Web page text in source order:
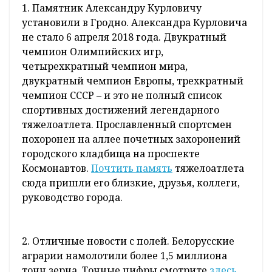
1. Памятник Александру Курловичу
установили в Гродно. Александра Курловича
не стало 6 апреля 2018 года. Двукратный
чемпион Олимпийских игр,
четырехкратный чемпион мира,
двукратный чемпион Европы, трехкратный
чемпион СССР – и это не полный список
спортивных достижений легендарного
тяжелоатлета. Прославленный спортсмен
похоронен на аллее почетных захоронений
городского кладбища на проспекте
Космонавтов. Почтить память тяжелоатлета
сюда пришли его близкие, друзья, коллеги,
руководство города.